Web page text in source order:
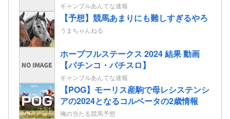
ギャンブルあんてな速報
【予想】競馬あまりにも難しすぎるやろ
うまちゃんねる
ホープフルステークス 2024 結果 動画
【パチンコ・パチスロ】
ギャンブルあんてな速報
【POG】モーリス産駒で母レシステンシ
アの2024となるコルベータの2歳情報
俺の当たる競馬予想